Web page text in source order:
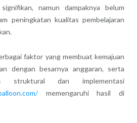
namun dampaknya belum
peningkatan kualitas pembelajaran
faktor yang membuat kemajuan
dengan besarnya anggaran, serta
struktural dan implementasi
memengaruhi hasil di